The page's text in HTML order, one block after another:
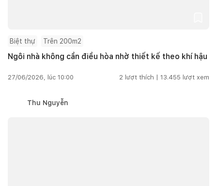
Biệt thự Trên 200m2
Ngôi nhà không cần điều hòa nhờ thiết kế theo khí hậu
27/06/2026, lúc 10:00 2 lượt thích | 13.455 lượt xem
Thu Nguyễn